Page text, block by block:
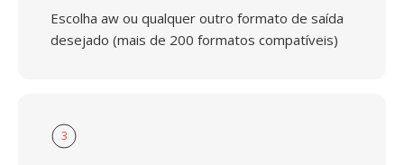
Escolha aw ou qualquer outro formato de saída
desejado (mais de 200 formatos compatíveis)
3